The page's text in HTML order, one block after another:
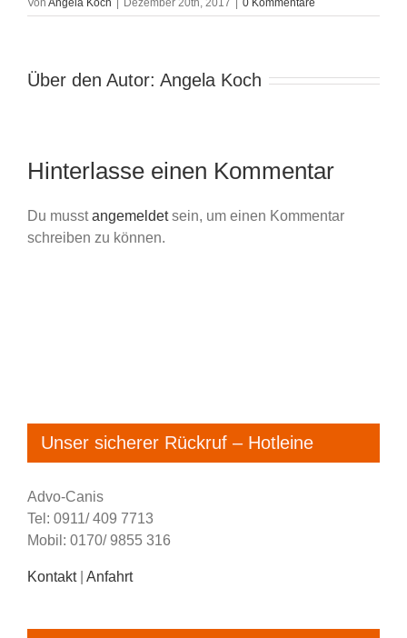
Von Angela Koch Dezember 20th, 2017 0 Kommentare
Über den Autor: Angela Koch
Hinterlasse einen Kommentar
Du musstangemeldetsein, um einen Kommentar
schreiben zu können.
Unser sicherer Rückruf – Hotleine
Advo-Canis
Tel: 0911/ 409 7713
Mobil: 0170/ 9855 316
Kontakt| Anfahrt